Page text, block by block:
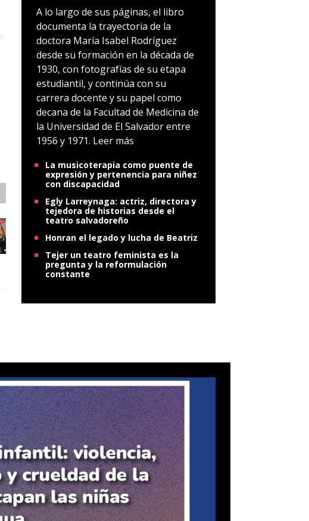
A lo largo de sus páginas, el libro
documenta la trayectoria de la
doctora María Isabel Rodríguez
desde su formación en la década de
1930, con fotografías de su etapa
estudiantil, y continúa con su
carrera docente y su papel como
decana de la Facultad de Medicina de
la Universidad de El Salvador entre
1956 y 1971. Leer más
La musicoterapia como puente de
expresión y pertenencia para niñez
con discapacidad
Egly Larreynaga: actriz, directora y
tejedora de historias desde el
teatro salvadoreño
Honran el legado y lucha de Beatriz
Tejer un teatro feminista es la
pregunta y la reformulación
constante